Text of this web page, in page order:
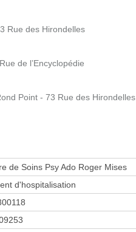
Rue des Hirondelles
de l’Encyclopédie
Point - 73 Rue des Hirondelles
de Soins Psy Ado Roger Mises
d'hospitalisation